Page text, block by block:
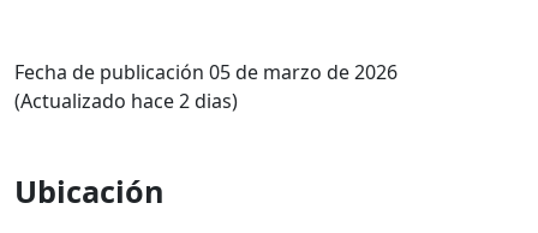
Fecha de publicación 05 de marzo de 2026
(Actualizado hace 2 dias)
Ubicación